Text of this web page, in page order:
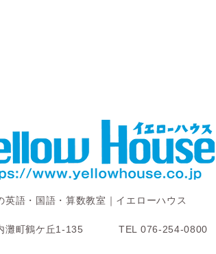
英語・国語・算数教室｜イエローハウス
灘町鶴ケ丘1-135 TEL 076-254-0800